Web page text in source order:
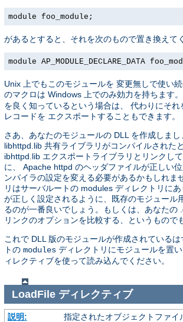
module foo_module;
があるとすると、それを次のもので置き換えて
module AP_MODULE_DECLARE_DATA
Unix 上でもこのモジュールを 変更無しで使い
のマクロは Windows 上でのみ効力を持ちます。
を良く知っているという場合は、 代わりにそ
レコードを エクスポートすることもできます。
さあ、あなたのモジュールの DLL を作成しまし
libhttpd.lib 共有ライブラリがコンパイルされた
ibhttpd.lib エクスポートライブラリとリンクし
に、 Apache httpd のヘッダファイルが正しい
ンパイラの設定を変える必要があるかもしれま
リはサーバルートの modules ディレクトリに
が正しく設定されるように、既存のモジュール
るのが一番良いでしょう。もしくは、あなたの
リンクのオプションを比較する、というもので
これで DLL 版のモジュールが作成されている
トの modules ディレクトリにモジュールを置い
ィレクティブを使って読み込んでください。
LoadFileディレクティブ
説明:
指定されたオブジェクトファイ